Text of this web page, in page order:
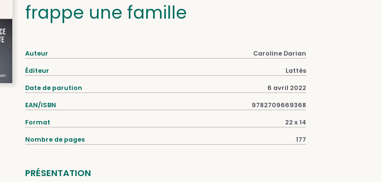
frappe une famille
Auteur Caroline Darian
Éditeur Lattès
Date de parution 6 avril 2022
EAN/ISBN 9782709669368
Format 22 x 14
Nombre de pages 177
PRÉSENTATION